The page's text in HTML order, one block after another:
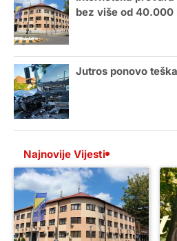
bez više od 40.000
Jutros ponovo
Najnovije Vijesti